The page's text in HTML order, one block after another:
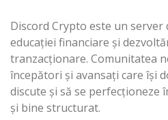
Discord Crypto este un server
educației financiare și
tranzacționare. Comunitatea
începători și avansați care își
discute și să se
și bine structurat.